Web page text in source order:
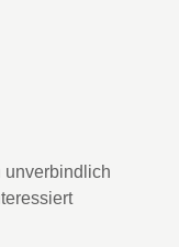
unverbindlich